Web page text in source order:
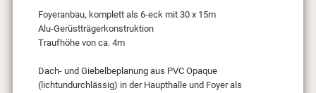
Foyeranbau, komplett als 6-eck mit 30 x 15m
Alu-Gerüstträgerkonstruktion
Traufhöhe von ca. 4m
Dach- und Giebelbeplanung aus PVC Opaque
(lichtundurchlässig) in der Haupthalle und Foyer als